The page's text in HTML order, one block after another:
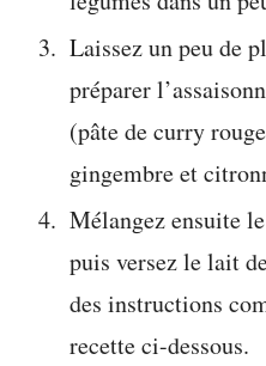
Laissez un peu de
préparer
(pâte de curry
gingembre et
Mélangez ensuite
puis versez le lait
des instructions
recette ci-dessous.